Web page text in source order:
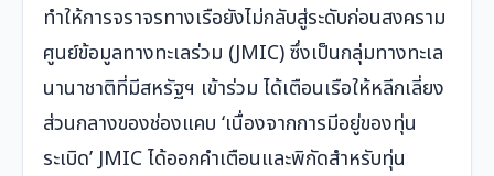
ทำให้การจราจรทางเรือยังไม่กลับสู่ระดับก่อนสงคราม
ศูนย์ข้อมูลทางทะเลร่วม (JMIC) ซึ่งเป็นกลุ่มทางทะเล
นานาชาติที่มีสหรัฐฯ เข้าร่วม ได้เตือนเรือให้หลีกเลี่ยง
ส่วนกลางของช่องแคบ ‘เนื่องจากการมีอยู่ของทุ่น
ระเบิด’ JMIC ได้ออกคำเตือนและพิกัดสำหรับทุ่น